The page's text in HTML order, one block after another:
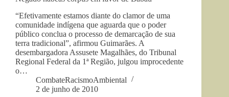
“Efetivamente estamos diante do clamor de uma
comunidade indígena que aguarda que o poder
público conclua o processo de demarcação de sua
terra tradicional”, afirmou Guimarães. A
desembargadora Assusete Magalhães, do Tribunal
Regional Federal da 1ª Região, julgou improcedente
o…
CombateRacismoAmbiental
2 de junho de 2010